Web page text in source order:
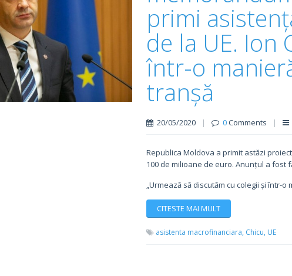
primi
de la UE. Ion
într-o
tranșă
20/05/2020 | 0Comments |
Republica Moldova a primit astăzi
100 de milioane de euro. Anunțul a fost
„Urmează să discutăm cu colegii și într-
CITESTE MAI MULT
asistenta macrofinanciara, Chicu, UE